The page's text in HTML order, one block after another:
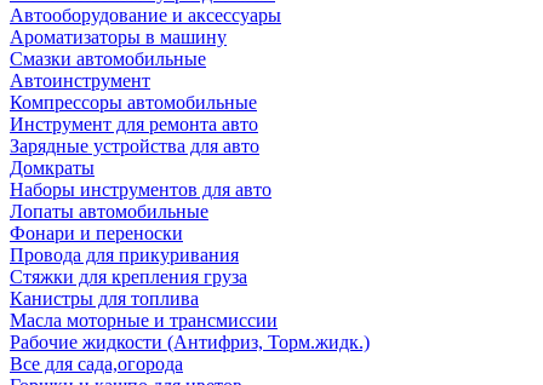
Автооборудование и аксессуары
Ароматизаторы в машину
Смазки автомобильные
Автоинструмент
Компрессоры автомобильные
Инструмент для ремонта авто
Зарядные устройства для авто
Домкраты
Наборы инструментов для авто
Лопаты автомобильные
Фонари и переноски
Провода для прикуривания
Стяжки для крепления груза
Канистры для топлива
Масла моторные и трансмиссии
Рабочие жидкости (Антифриз, Торм.жидк.)
Все для сада,огорода